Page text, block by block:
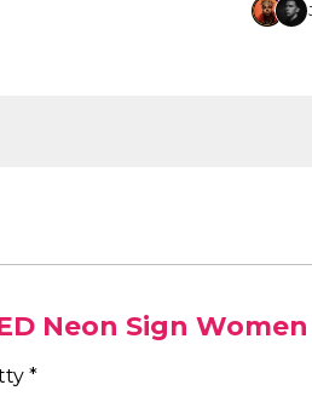
Neon Sign
*